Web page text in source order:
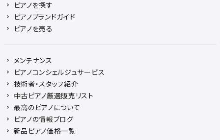
ピアノを探す
ピアノブランドガイド
ピアノを売る
メンテナンス
ピアノコンシェルジュサービス
技術者・スタッフ紹介
中古ピアノ厳選販売リスト
最高のピアノについて
ピアノの情報ブログ
新品ピアノ価格一覧